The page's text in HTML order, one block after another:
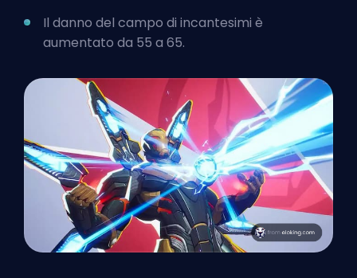
Il danno del campo di incantesimi è
aumentato da 55 a 65.